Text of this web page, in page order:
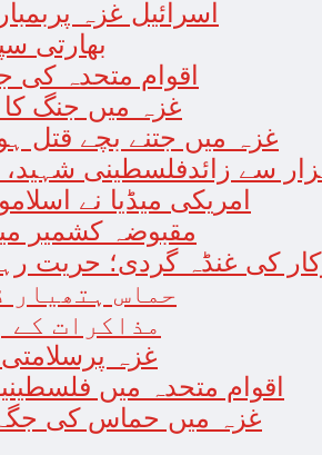
اسرائیل غزہ
بھارتی
اقوام متحدہ کی
غزہ میں جنگ
غزہ میں جتنے بچے قتل ہوئے اُتنےعراق کی
ہزار سے زائدفلسطینی
امریکی میڈیا نے
مقبوضہ کشمیر
کی غنڈہ گردی؛ حریت
حماس ہتھیار
مذاکرات کے
غزہ
اقوام متحدہ میں فلسطینیوں کے حق میں 5
غزہ میں حماس کی جگہ